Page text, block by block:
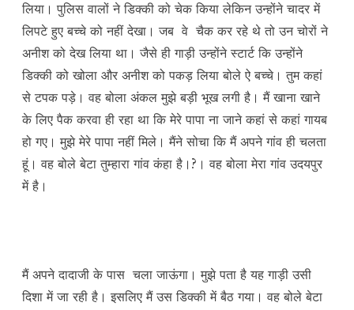
लिया। पुलिस वालों ने डिक्की को चेक किया लेकिन उन्होंने चादर में
लिपटे हुए बच्चे को नहीं देखा। जब वे चैक कर रहे थे तो उन चोरों ने
अनीश को देख लिया था। जैसे ही गाड़ी उन्होंने स्टार्ट कि उन्होंने
डिक्की को खोला और अनीश को पकड़ लिया बोले ऐ बच्चे। तुम कहां
से टपक पड़े। वह बोला अंकल मुझे बड़ी भूख लगी है। मैं खाना खाने
के लिए पैक करवा ही रहा था कि मेरे पापा ना जाने कहां से कहां गायब
हो गए। मुझे मेरे पापा नहीं मिले। मैंने सोचा कि मैं अपने गांव ही चलता
हूं। वह बोले बेटा तुम्हारा गांव कंहा है।?। वह बोला मेरा गांव उदयपुर
में है।
मैं अपने दादाजी के पास चला जाऊंगा। मुझे पता है यह गाड़ी उसी
दिशा में जा रही है। इसलिए मैं उस डिक्की में बैठ गया। वह बोले बेटा